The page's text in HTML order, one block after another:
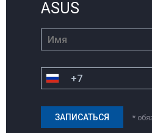
ASUS
*